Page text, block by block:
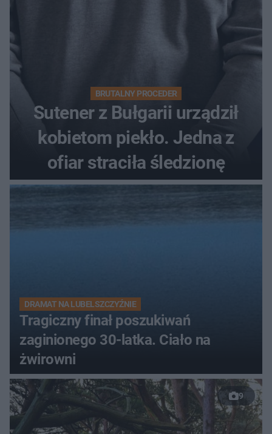
BRUTALNY PROCEDER
Sutener z Bułgarii urządził
kobietom piekło. Jedna z
ofiar straciła śledzionę
DRAMAT NA LUBELSZCZYŹNIE
Tragiczny finał poszukiwań
zaginionego 30-latka. Ciało na
żwirowni
9